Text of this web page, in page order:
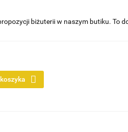
biżuterii w naszym butiku. To